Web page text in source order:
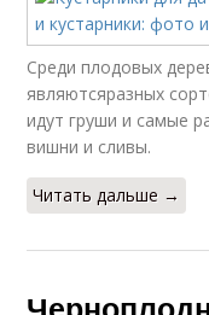
Среди плодовых
являютсяразных
идут груши и самые
вишни и сливы.
Читать дальше →